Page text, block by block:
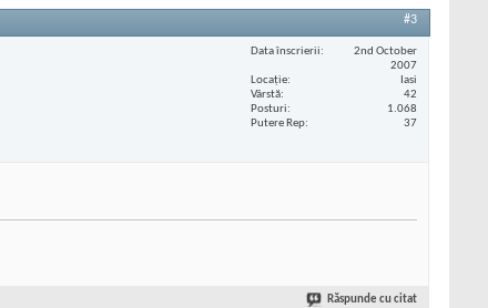
#3
Data înscrierii
2nd October
2007
Locaţie
Iasi
Vârstă
42
Posturi
1.068
Putere Rep
37
Răspunde cu citat